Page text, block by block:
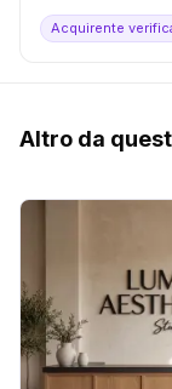
Acquirente
Altro da